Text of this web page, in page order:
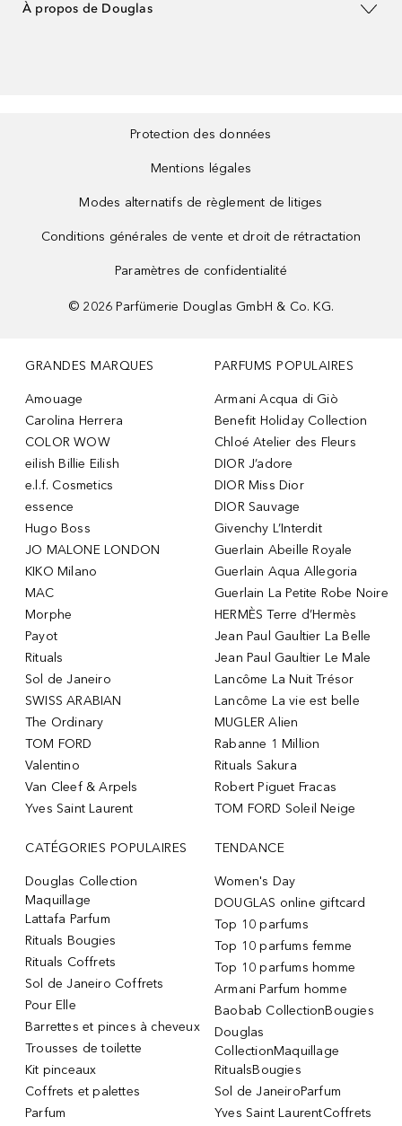
À propos de Douglas
Protection des données
Mentions légales
Modes alternatifs de règlement de litiges
Conditions générales de vente et droit de rétractation
Paramètres de confidentialité
© 2026 Parfümerie Douglas GmbH & Co. KG.
GRANDES MARQUES
Amouage
Carolina Herrera
COLOR WOW
eilish Billie Eilish
e.l.f. Cosmetics
essence
Hugo Boss
JO MALONE LONDON
KIKO Milano
MAC
Morphe
Payot
Rituals
Sol de Janeiro
SWISS ARABIAN
The Ordinary
TOM FORD
Valentino
Van Cleef & Arpels
Yves Saint Laurent
PARFUMS POPULAIRES
Armani Acqua di Giò
Benefit Holiday Collection
Chloé Atelier des Fleurs
DIOR J’adore
DIOR Miss Dior
DIOR Sauvage
Givenchy L’Interdit
Guerlain Abeille Royale
Guerlain Aqua Allegoria
Guerlain La Petite Robe Noire
HERMÈS Terre d’Hermès
Jean Paul Gaultier La Belle
Jean Paul Gaultier Le Male
Lancôme La Nuit Trésor
Lancôme La vie est belle
MUGLER Alien
Rabanne 1 Million
Rituals Sakura
Robert Piguet Fracas
TOM FORD Soleil Neige
CATÉGORIES POPULAIRES
Douglas Collection
Maquillage
Lattafa Parfum
Rituals Bougies
Rituals Coffrets
Sol de Janeiro Coffrets
Pour Elle
Barrettes et pinces à cheveux
Trousses de toilette
Kit pinceaux
Coffrets et palettes
Parfum
TENDANCE
Women's Day
DOUGLAS online giftcard
Top 10 parfums
Top 10 parfums femme
Top 10 parfums homme
Armani Parfum homme
Baobab CollectionBougies
Douglas
CollectionMaquillage
RitualsBougies
Sol de JaneiroParfum
Yves Saint LaurentCoffrets